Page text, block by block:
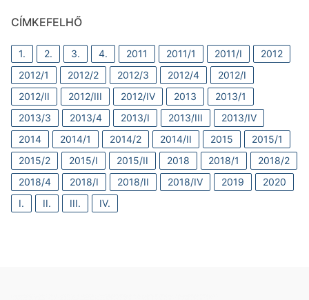
CÍMKEFELHŐ
1. 2. 3. 4. 2011 2011/1 2011/I
2012
2012/1
2012/2 2012/3 2012/4
2012/I
2012/II
2012/III 2012/IV 2013
2013/1
2013/3
2013/4 2013/I 2013/III
2013/IV
2014
2014/1 2014/2 2014/II 2015
2015/1
2015/2
2015/I 2015/II 2018 2018/1
2018/2
2018/4
2018/I 2018/II 2018/IV 2019
2020
I.
II. III. IV.